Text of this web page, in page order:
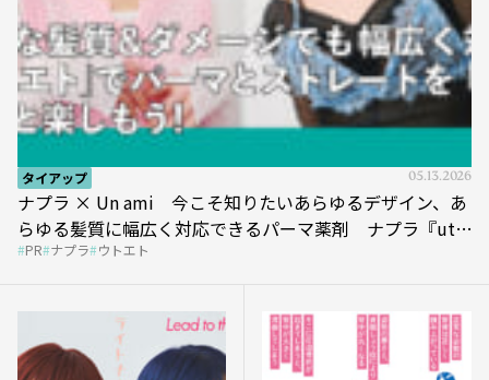
タイアップ 05.13.2026
ナプラ × Un ami 今こそ知りたいあらゆるデザイン、あ
らゆる髪質に幅広く対応できるパーマ薬剤 ナプラ『ut-
et』
PR ナプラ ウトエト